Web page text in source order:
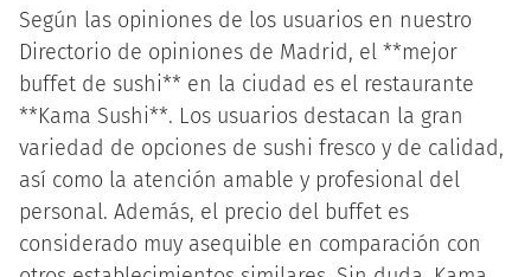
Según las opiniones de los usuarios en nuestro
Directorio de opiniones de Madrid, el **mejor
buffet de sushi** en la ciudad es el restaurante
**Kama Sushi**. Los usuarios destacan la gran
variedad de opciones de sushi fresco y de calidad,
así como la atención amable y profesional del
personal. Además, el precio del buffet es
considerado muy asequible en comparación con